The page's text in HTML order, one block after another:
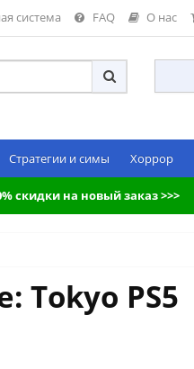
система FAQ О нас
Стратегии и симы Хоррор
скидки на новый заказ >>>
Tokyo PS5